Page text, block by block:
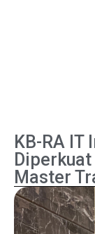
KB-RA IT
Master